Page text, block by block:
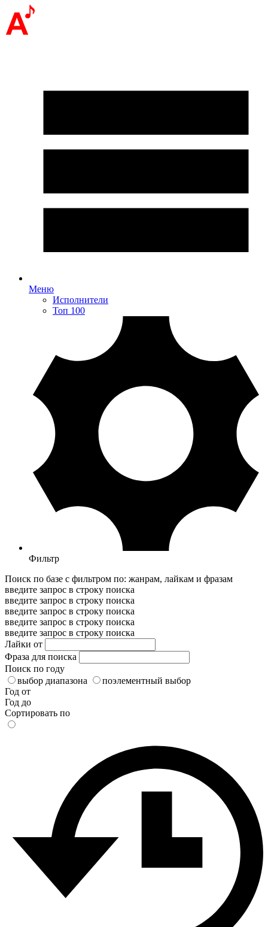
Меню
Исполнители
Топ 100
Фильтр
Поиск по базе с фильтром по: жанрам, лайкам и фразам
введите запрос в строку поиска
введите запрос в строку поиска
введите запрос в строку поиска
введите запрос в строку поиска
введите запрос в строку поиска
Лайки от
Фраза для поиска
Поиск по году
выбор диапазона
поэлементный выбор
Год от
Год до
Сортировать по